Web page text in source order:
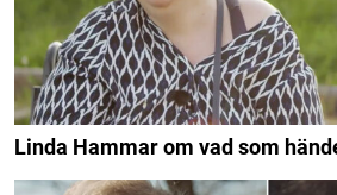
Linda Hammar om vad som